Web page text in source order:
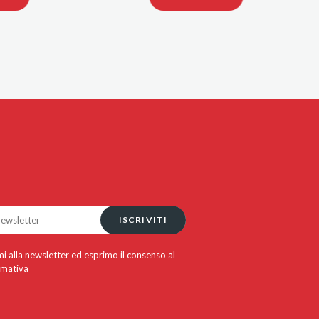
ISCRIVITI
alla newsletter ed esprimo il consenso al